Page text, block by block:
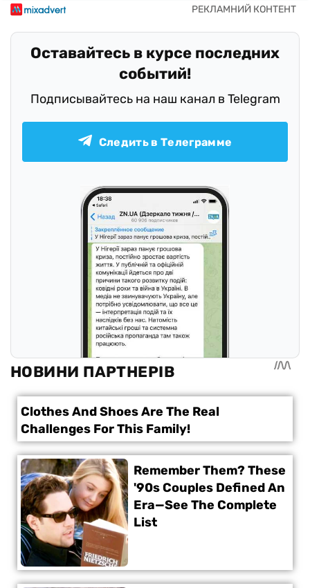
Оставайтесь в курсе последних
событий!
Подписывайтесь на наш канал в Telegram
Следить в Телеграмме